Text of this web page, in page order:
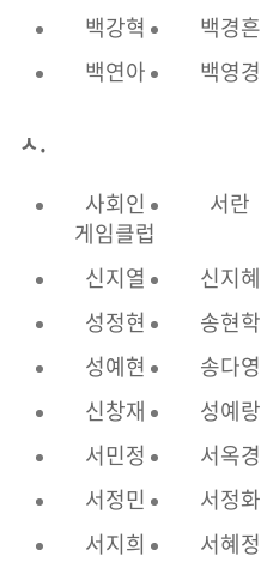
백강혁
백경흔
백연아
백영경
ㅅ.
사회인
게임클럽
서란
신지열 신지혜
성정현
송현학
성예현
송다영
신창재
성예랑
서민정
서옥경
서정민
서정화
서지희
서혜정